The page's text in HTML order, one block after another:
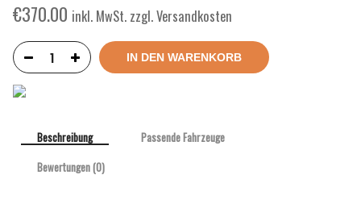
€370.00 inkl. MwSt. zzgl. Versandkosten
IN DEN WARENKORB
Beschreibung
Passende Fahrzeuge
Bewertungen (0)